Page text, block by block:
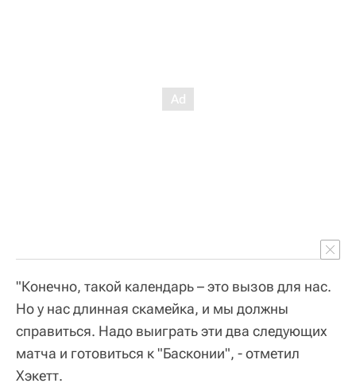
"Конечно, такой календарь – это вызов для нас.
Но у нас длинная скамейка, и мы должны
справиться. Надо выиграть эти два следующих
матча и готовиться к "Басконии", - отметил
Хэкетт.